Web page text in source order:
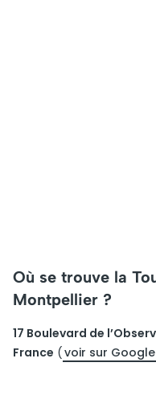
Où se trouve la
Montpellier ?
17 Boulevard de
France (voir sur